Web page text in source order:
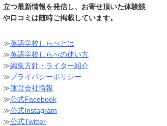
立つ最新情報を発信し、お寄せ頂いた体験談
や口コミは随時ご掲載しています。
≫英語学校しらべとは
≫英語学校しらべの使い方
≫編集方針・ライター紹介
≫プライバシーポリシー
≫運営会社情報
≫公式Facebook
≫公式Instagram
≫公式Twitter